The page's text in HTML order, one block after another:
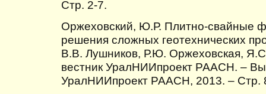
Стр. 2-7.
Оржеховский, Ю.Р. Плитно-свайные
решения сложных геотехнических
В.В. Лушников, Р.Ю. Оржеховская,
вестник УралНИИпроект РААСН. –
УралНИИпроект РААСН, 2013. – Стр.